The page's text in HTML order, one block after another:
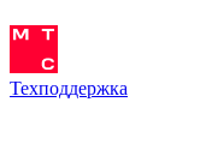
Техподдержка